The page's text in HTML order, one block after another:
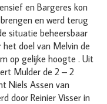
en Bargeres kon
en werd terug
situatie beheersbaar
doel van Melvin de
op gelijke hoogte . Uit
Mulder de 2 – 2
Niels Assen van
door Reinier Visser in